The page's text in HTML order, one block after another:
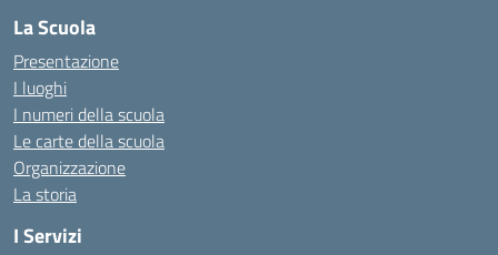
La Scuola
Presentazione
I luoghi
I numeri della scuola
Le carte della scuola
Organizzazione
La storia
I Servizi